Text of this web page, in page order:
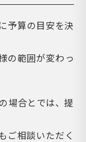
予算の目安を決
の範囲が変わっ
場合とでは、提
ご相談いただく